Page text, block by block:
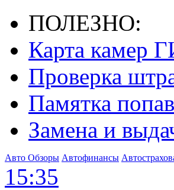
ПОЛЕЗНО:
Карта камер
Проверка
Памятка
Замена и
Авто Обзоры Автофинансы
15:35